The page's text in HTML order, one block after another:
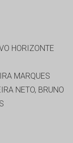
HORIZONTE
MARQUES
NETO, BRUNO